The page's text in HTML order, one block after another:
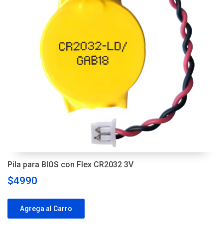
Pila para BIOS con Flex CR2032 3V
$4990
Agrega al Carro